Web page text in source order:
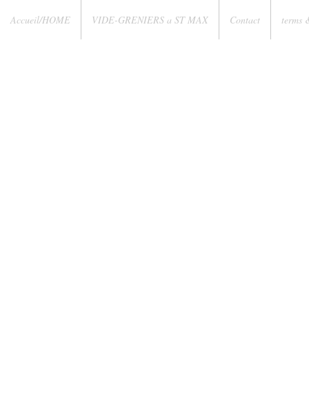
Accueil/HOME VIDE-GRENIERS a ST MAX Contact terms